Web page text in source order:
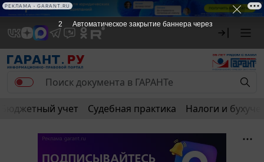
Бюджетный учет Судебная практика Налоги и
2 Автоматическое закрытие баннера через
РЕКЛАМА • GARANT.RU